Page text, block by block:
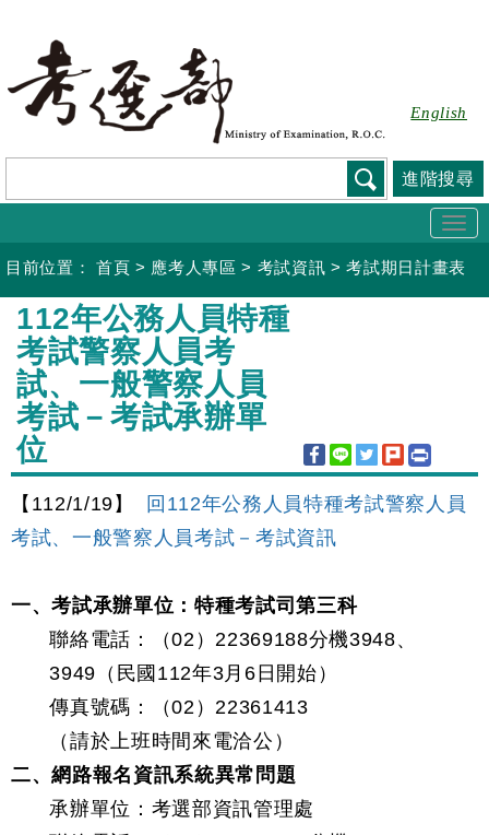
要
容
English
進階搜尋
目前位置： 首頁 > 應考人專區 > 考試資訊 >考試期日計畫表
:::
112年公務人員特種
考試警察人員考
試、一般警察人員
考試－考試承辦單
位
【112/1/19】
回112年公務人員特種考試警察人員
考試、一般警察人員考試－考試資訊
一、考試承辦單位：特種考試司第三科
聯絡電話：（02）22369188分機3948、
3949（民國112年3月6日開始）
傳真號碼：（02）22361413
（請於上班時間來電洽公）
二、網路報名資訊系統異常問題
承辦單位：考選部資訊管理處